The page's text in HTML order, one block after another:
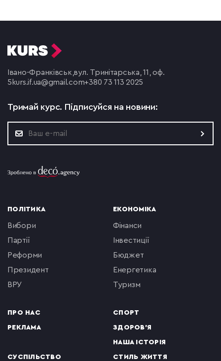
Івано-Франківськ, вул. Тринітарська, 11, оф.
5 kurs.if.ua@gmail.com+380 73 113 2025
Тримай курс. Підписуйся на новини:
ПОЛІТИКА
вибори
партії
реформи
президент
ВРУ
ПРО НАС
РЕКЛАМА
ЕКОНОМІКА
фінанси
інвестиції
бюджет
енергетика
туризм
СПОРТ
ЗДОРОВ'Я
НАША ІСТОРІЯ
СУСПІЛЬСТВО СТИЛЬ ЖИТТЯ